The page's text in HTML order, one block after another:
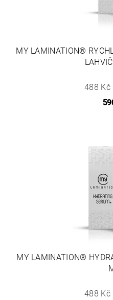
MY LAMINATION®
488 Kč
MY LAMINATION®
488 Kč